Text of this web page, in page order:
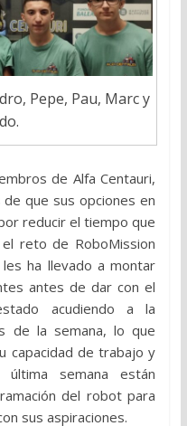
Pepe, Pau, Marc y
de Alfa Centauri,
que sus opciones en
reducir el tiempo que
reto de RoboMission
les ha llevado a montar
antes de dar con el
acudiendo a la
de la semana, lo que
capacidad de trabajo y
semana están
del robot para
sus aspiraciones.